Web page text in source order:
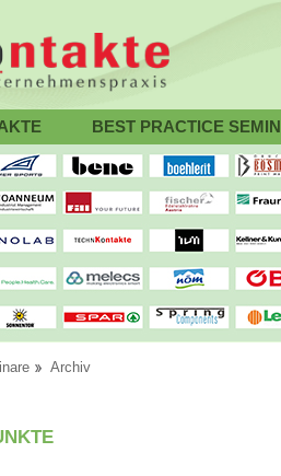
BEST PRACTICE
Archiv